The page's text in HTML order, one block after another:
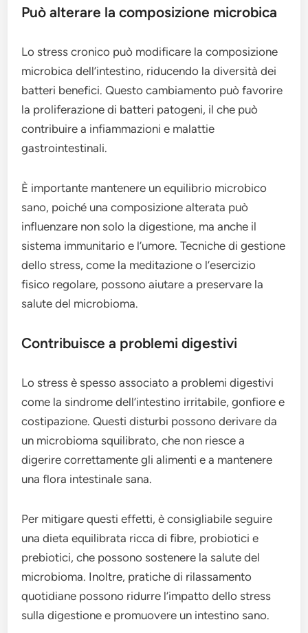
Può alterare la composizione microbica
Lo stress cronico può modificare la composizione
microbica dell’intestino, riducendo la diversità dei
batteri benefici. Questo cambiamento può favorire
la proliferazione di batteri patogeni, il che può
contribuire a infiammazioni e malattie
gastrointestinali.
È importante mantenere un equilibrio microbico
sano, poiché una composizione alterata può
influenzare non solo la digestione, ma anche il
sistema immunitario e l’umore. Tecniche di gestione
dello stress, come la meditazione o l’esercizio
fisico regolare, possono aiutare a preservare la
salute del microbioma.
Contribuisce a problemi digestivi
Lo stress è spesso associato a problemi digestivi
come la sindrome dell’intestino irritabile, gonfiore e
costipazione. Questi disturbi possono derivare da
un microbioma squilibrato, che non riesce a
digerire correttamente gli alimenti e a mantenere
una flora intestinale sana.
Per mitigare questi effetti, è consigliabile seguire
una dieta equilibrata ricca di fibre, probiotici e
prebiotici, che possono sostenere la salute del
microbioma. Inoltre, pratiche di rilassamento
quotidiane possono ridurre l’impatto dello stress
sulla digestione e promuovere un intestino sano.